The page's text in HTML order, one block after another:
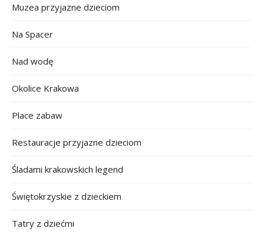
Muzea przyjazne dzieciom
Na Spacer
Nad wodę
Okolice Krakowa
Place zabaw
Restauracje przyjazne dzieciom
Śladami krakowskich legend
Świętokrzyskie z dzieckiem
Tatry z dziećmi